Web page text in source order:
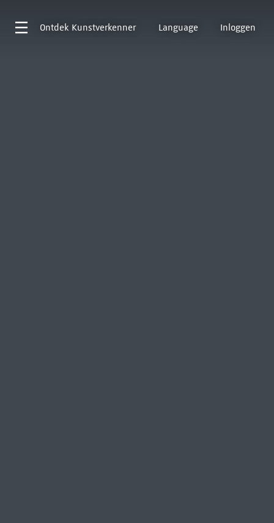
Ontdek Kunstverkenner Language Inloggen